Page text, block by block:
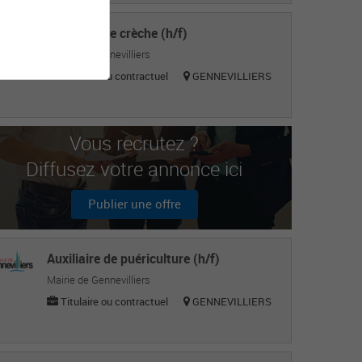
Directeur de crèche (h/f)
Mairie de Gennevilliers
Titulaire ou contractuel
GENNEVILLIERS
Vous recrutez ?
Diffusez votre annonce ici
Publier une offre
Auxiliaire de puériculture (h/f)
Mairie de Gennevilliers
Titulaire ou contractuel
GENNEVILLIERS